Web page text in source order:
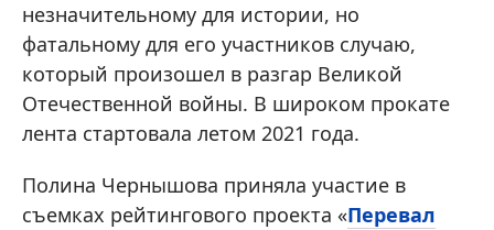
незначительному для истории, но
фатальному для его участников случаю,
который произошел в разгар Великой
Отечественной войны. В широком прокате
лента стартовала летом 2021 года.
Полина Чернышова приняла участие в
съемках рейтингового проекта «Перевал